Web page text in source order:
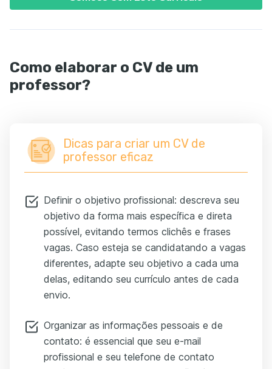
Como elaborar o CV de um
professor?
Dicas para criar um CV de
professor eficaz
Definir o objetivo profissional: descreva seu
objetivo da forma mais específica e direta
possível, evitando termos clichês e frases
vagas. Caso esteja se candidatando a vagas
diferentes, adapte seu objetivo a cada uma
delas, editando seu currículo antes de cada
envio.
Organizar as informações pessoais e de
contato: é essencial que seu e-mail
profissional e seu telefone de contato